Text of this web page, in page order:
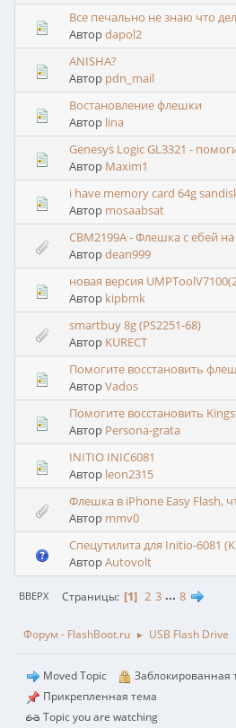
Все печально не знаю что
Авторdapol2
ANISHA?
Автор pdn_mail
Востановление флешки
Автор lina
Genesys Logic GL3321 -
Автор Maxim1
i have memory card 64g
Автор mosaabsat
CBM2199A - Флешка с ебей на
Авторdean999
новая версия
Автор kipbmk
smartbuy 8g (PS2251-68)
Автор KURECT
Помогите восстановить
АвторVados
Помогите восстановить
Автор Persona-grata
INITIO INIC6081
Автор leon2315
Флешка в iPhone Easy Flash,
Автор mmv0
Спецутилита для Initio-6081
АвторAutovolt
ВВЕРХ Страницы 1 2 3 ... 8
Форум - FlashBoot.ru ► USB Flash Drive
Moved Topic
Заблокированная
Прикрепленная тема
Topic you are watching